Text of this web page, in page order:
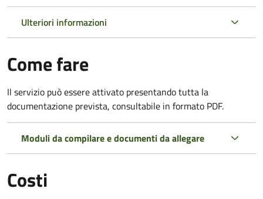
Ulteriori informazioni
Come fare
Il servizio può essere attivato presentando tutta la
documentazione prevista, consultabile in formato PDF.
Moduli da compilare e documenti da allegare
Costi